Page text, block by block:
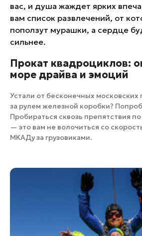
Инвесторам
Особо
вас, и душа жаждет ярких
вам список развлечений, от
поползут мурашки, а сердце
сильнее.
Прокат квадроциклов:
море драйва и эмоций
Устали от бесконечных
за рулем железной коробки?
Пробираться сквозь препятствия
— это вам не волочиться со
МКАДу за грузовиками.